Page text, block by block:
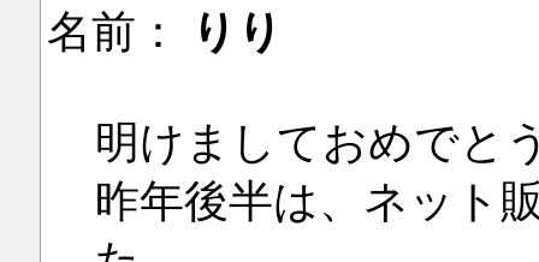
名前：
りり
明けましておめでと
昨年後半は、ネット